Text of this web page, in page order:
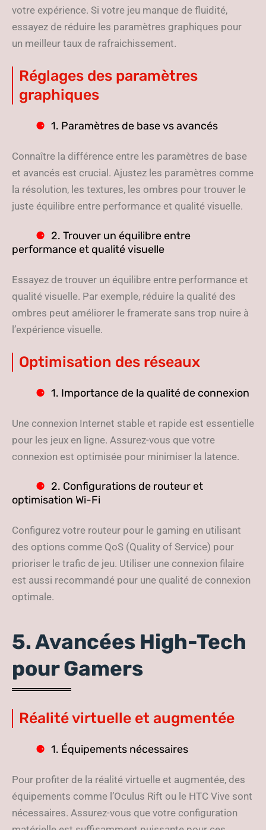
votre expérience. Si votre jeu manque de fluidité,
essayez de réduire les paramètres graphiques pour
un meilleur taux de rafraichissement.
Réglages des paramètres
graphiques
1. Paramètres de base vs avancés
Connaître la différence entre les paramètres de base
et avancés est crucial. Ajustez les paramètres comme
la résolution, les textures, les ombres pour trouver le
juste équilibre entre performance et qualité visuelle.
2. Trouver un équilibre entre
performance et qualité visuelle
Essayez de trouver un équilibre entre performance et
qualité visuelle. Par exemple, réduire la qualité des
ombres peut améliorer le framerate sans trop nuire à
l’expérience visuelle.
Optimisation des réseaux
1. Importance de la qualité de connexion
Une connexion Internet stable et rapide est essentielle
pour les jeux en ligne. Assurez-vous que votre
connexion est optimisée pour minimiser la latence.
2. Configurations de routeur et
optimisation Wi-Fi
Configurez votre routeur pour le gaming en utilisant
des options comme QoS (Quality of Service) pour
prioriser le trafic de jeu. Utiliser une connexion filaire
est aussi recommandé pour une qualité de connexion
optimale.
5. Avancées High-Tech
pour Gamers
Réalité virtuelle et augmentée
1. Équipements nécessaires
Pour profiter de la réalité virtuelle et augmentée, des
équipements comme l’Oculus Rift ou le HTC Vive sont
nécessaires. Assurez-vous que votre configuration